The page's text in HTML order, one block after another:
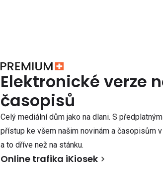
Elektronické verze
časopisů
Celý mediální dům jako na dlani. S
přístup ke všem našim novinám a časopisům
a to dříve než na stánku.
Online trafika iKiosek